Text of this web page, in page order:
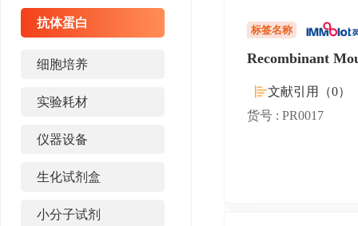
抗体蛋白
细胞培养
实验耗材
仪器设备
生化试剂盒
小分子试剂
标签名称
Recombinant
文献引用（0）
货号 : PR0017